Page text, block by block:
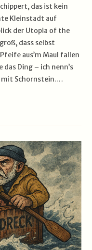
das ist kein
Kleinstadt auf
der Utopia of the
dass selbst
aus’m Maul fallen
Ding – ich nenn’s
mit Schornstein.…